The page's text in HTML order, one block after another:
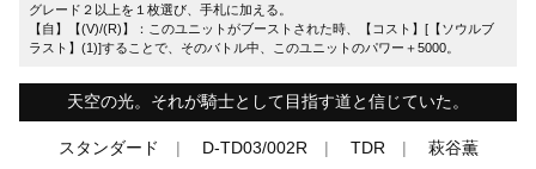
グレード２以上を１枚選び、手札に加える。
【自】【(V)/(R)】：このユニットがブーストされた時、【コスト】[【ソウルブ
ラスト】(1)]することで、そのバトル中、このユニットのパワー＋5000。
天空の光。それが騎士として目指す道と信じていた。
スタンダード D-TD03/002R TDR 萩谷薫